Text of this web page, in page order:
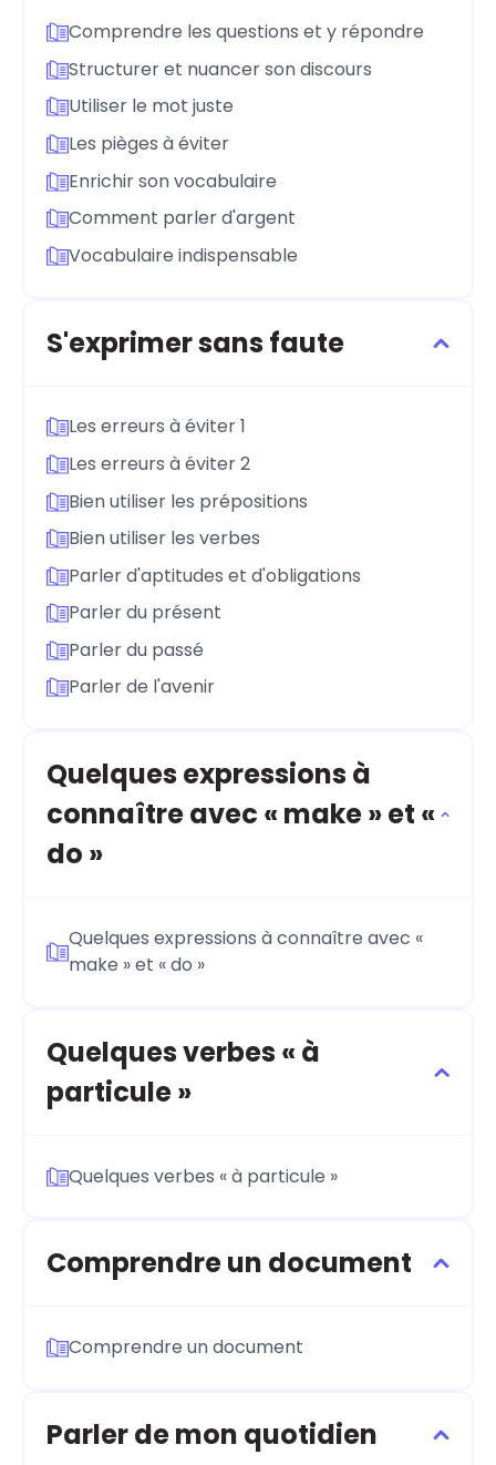
Comprendre les questions et y répondre
Structurer et nuancer son discours
Utiliser le mot juste
Les pièges à éviter
Enrichir son vocabulaire
Comment parler d'argent
Vocabulaire indispensable
S'exprimer sans faute
Les erreurs à éviter 1
Les erreurs à éviter 2
Bien utiliser les prépositions
Bien utiliser les verbes
Parler d'aptitudes et d'obligations
Parler du présent
Parler du passé
Parler de l'avenir
Quelques expressions à
connaître avec « make » et «
do »
Quelques expressions à connaître avec «
make » et « do »
Quelques verbes « à
particule »
Quelques verbes « à particule »
Comprendre un document
Comprendre un document
Parler de mon quotidien